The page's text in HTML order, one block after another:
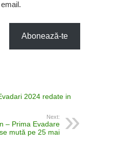
Abonează-te
2024 redate in
Next:
– Prima Evadare
se mută pe 25 mai